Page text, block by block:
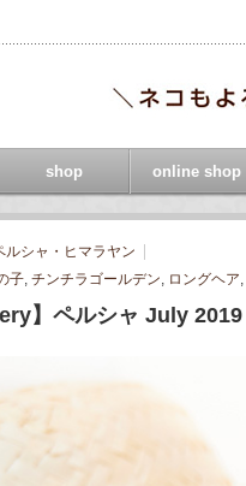
shop online shop
ルシャ・ヒマラヤン
子, チンチラゴールデン, ロングヘア,
】ペルシャ July 2019